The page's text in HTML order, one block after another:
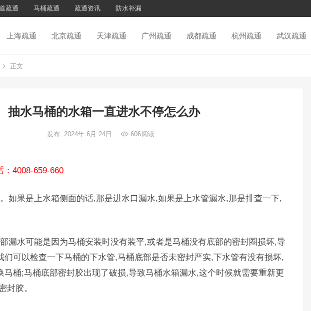
疏通 马桶疏通 疏通资讯 防水补漏
上海疏通 北京疏通 天津疏通 广州疏通 成都疏通 杭州疏通 武汉疏通
正文
抽水马桶的水箱一直进水不停怎么办
发布: 2024年 6月 24日 606阅读
：4008-659-660
如果是上水箱侧面的话,那是进水口漏水,如果是上水管漏水,那是排查一下,
漏水可能是因为马桶安装时没有装平,或者是马桶没有底部的密封圈损坏,导
们可以检查一下马桶的下水管,马桶底部是否未密封严实,下水管有没有损坏,
马桶;马桶底部密封胶出现了破损,导致马桶水箱漏水,这个时候就需要重新更
封胶。